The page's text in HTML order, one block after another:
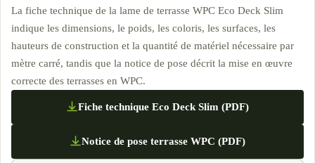
La fiche technique de la lame de terrasse WPC Eco Deck Slim
indique les dimensions, le poids, les coloris, les surfaces, les
hauteurs de construction et la quantité de matériel nécessaire par
mètre carré, tandis que la notice de pose décrit la mise en œuvre
correcte des terrasses en WPC.
Fiche technique Eco Deck Slim (PDF)
Notice de pose terrasse WPC (PDF)